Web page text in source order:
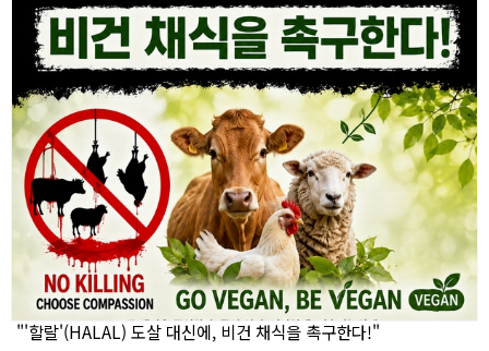
"'할랄'(HALAL) 도살 대신에, 비건 채식을 촉구한다!"